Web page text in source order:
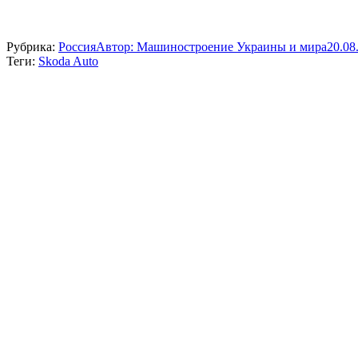
Рубрика: РоссияАвтор: Машиностроение Украины и мира
Теги: Skoda Auto